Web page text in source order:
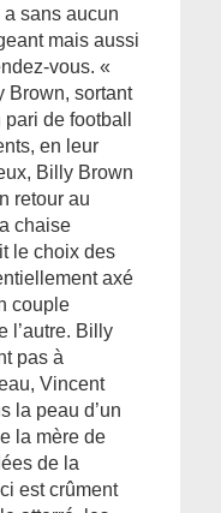
sans aucun
mais aussi
vous. «
Brown, sortant
de football
en leur
Billy Brown
retour au
chaise
le choix des
axé
couple
l’autre. Billy
pas à
Vincent
la peau d’un
la mère de
de la
est crûment